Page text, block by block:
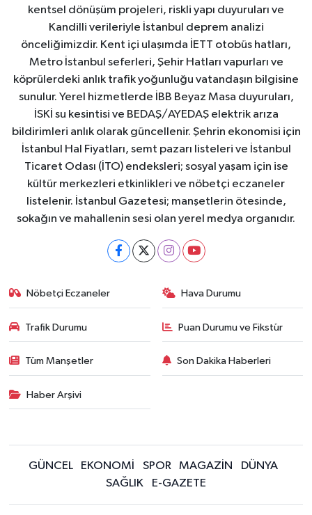
kentsel dönüşüm projeleri, riskli yapı duyuruları ve
Kandilli verileriyle İstanbul deprem analizi
önceliğimizdir. Kent içi ulaşımda İETT otobüs hatları,
Metro İstanbul seferleri, Şehir Hatları vapurları ve
köprülerdeki anlık trafik yoğunluğu vatandaşın bilgisine
sunulur. Yerel hizmetlerde İBB Beyaz Masa duyuruları,
İSKİ su kesintisi ve BEDAŞ/AYEDAŞ elektrik arıza
bildirimleri anlık olarak güncellenir. Şehrin ekonomisi için
İstanbul Hal Fiyatları, semt pazarı listeleri ve İstanbul
Ticaret Odası (İTO) endeksleri; sosyal yaşam için ise
kültür merkezleri etkinlikleri ve nöbetçi eczaneler
listelenir. İstanbul Gazetesi; manşetlerin ötesinde,
sokağın ve mahallenin sesi olan yerel medya organıdır.
Nöbetçi Eczaneler Hava Durumu
Trafik Durumu Puan Durumu ve Fikstür
Tüm Manşetler Son Dakika Haberleri
Haber Arşivi
GÜNCEL EKONOMİ SPOR MAGAZİN
DÜNYA
SAĞLIK
E-GAZETE